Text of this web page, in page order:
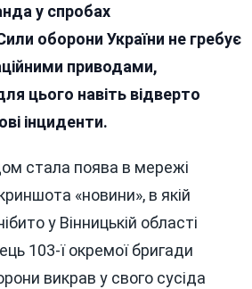
у спробах
оборони України не гребує
приводами,
цього навіть відверто
інциденти.
стала поява в мережі
«новини», в якій
у Вінницькій області
103-ї окремої бригади
викрав у свого сусіда